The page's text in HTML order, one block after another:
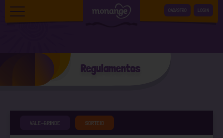
Como participar
Produtos
CADASTRO LOGIN
Regulamentos
VALE-BRINDE SORTEIO